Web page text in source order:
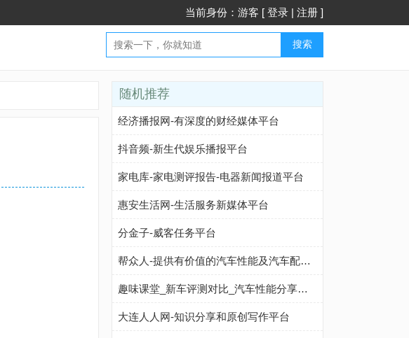
当前身份：游客 [ 登录 | 注册 ]
搜索
随机推荐
经济播报网-有深度的财经媒体平台
抖音频-新生代娱乐播报平台
家电库-家电测评报告-电器新闻报道平台
惠安生活网-生活服务新媒体平台
分金子-威客任务平台
帮众人-提供有价值的汽车性能及汽车配置网站
趣味课堂_新车评测对比_汽车性能分享平台
大连人人网-知识分享和原创写作平台